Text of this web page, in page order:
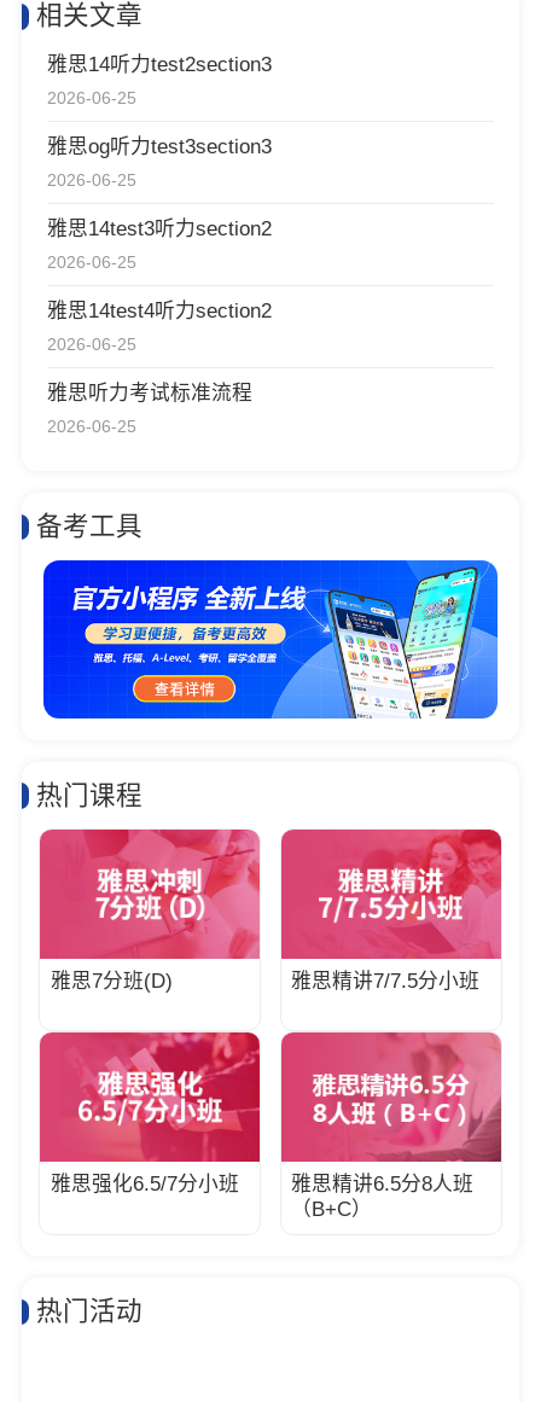
相关文章
雅思14听力test2section3
2026-06-25
雅思og听力test3section3
2026-06-25
雅思14test3听力section2
2026-06-25
雅思14test4听力section2
2026-06-25
雅思听力考试标准流程
2026-06-25
备考工具
热门课程
雅思7分班(D) 雅思精讲7/7.5分小班
雅思强化6.5/7分小班
雅思精讲6.5分8人班
（B+C）
热门活动